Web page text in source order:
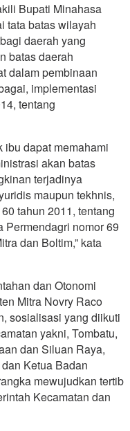
Bupati Minahasa
tata batas wilayah
daerah yang
batas daerah
dalam pembinaan
implementasi
tentang
ibu dapat memahami
akan batas
terjadinya
maupun tekhnis,
tahun 2011, tentang
Permendagri nomor 69
dan Boltim,” kata
dan Otonomi
Mitra Novry Raco
sosialisasi yang diikuti
yakni, Tombatu,
dan Siluan Raya,
Ketua Badan
mewujudkan tertib
Kecamatan dan